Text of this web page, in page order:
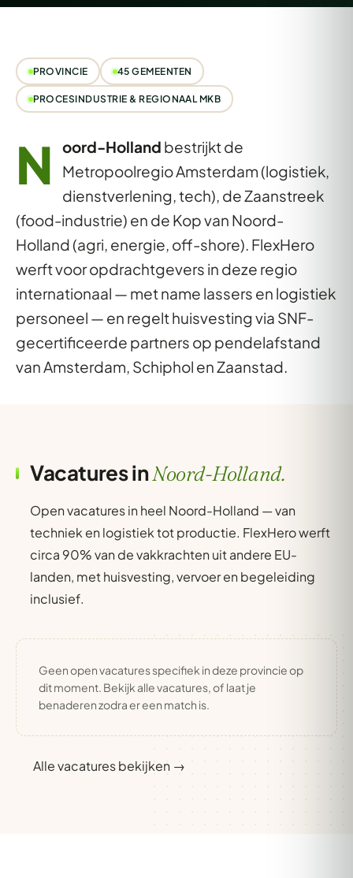
PROVINCIE 45 GEMEENTEN
PROCESINDUSTRIE & REGIONAAL MKB
N oord-Holland bestrijkt de
Metropoolregio Amsterdam (logistiek,
dienstverlening, tech), de Zaanstreek
(food-industrie) en de Kop van Noord-
Holland (agri, energie, off-shore). FlexHero
werft voor opdrachtgevers in deze regio
internationaal — met name lassers en logistiek
personeel — en regelt huisvesting via SNF-
gecertificeerde partners op pendelafstand
van Amsterdam, Schiphol en Zaanstad.
Vacatures inNoord-Holland.
Open vacatures in heel Noord-Holland — van
techniek en logistiek tot productie. FlexHero werft
circa 90% van de vakkrachten uit andere EU-
landen, met huisvesting, vervoer en begeleiding
inclusief.
Geen open vacatures specifiek in deze provincie op
dit moment. Bekijk alle vacatures, of laat je
benaderen zodra er een match is.
Alle vacatures bekijken →